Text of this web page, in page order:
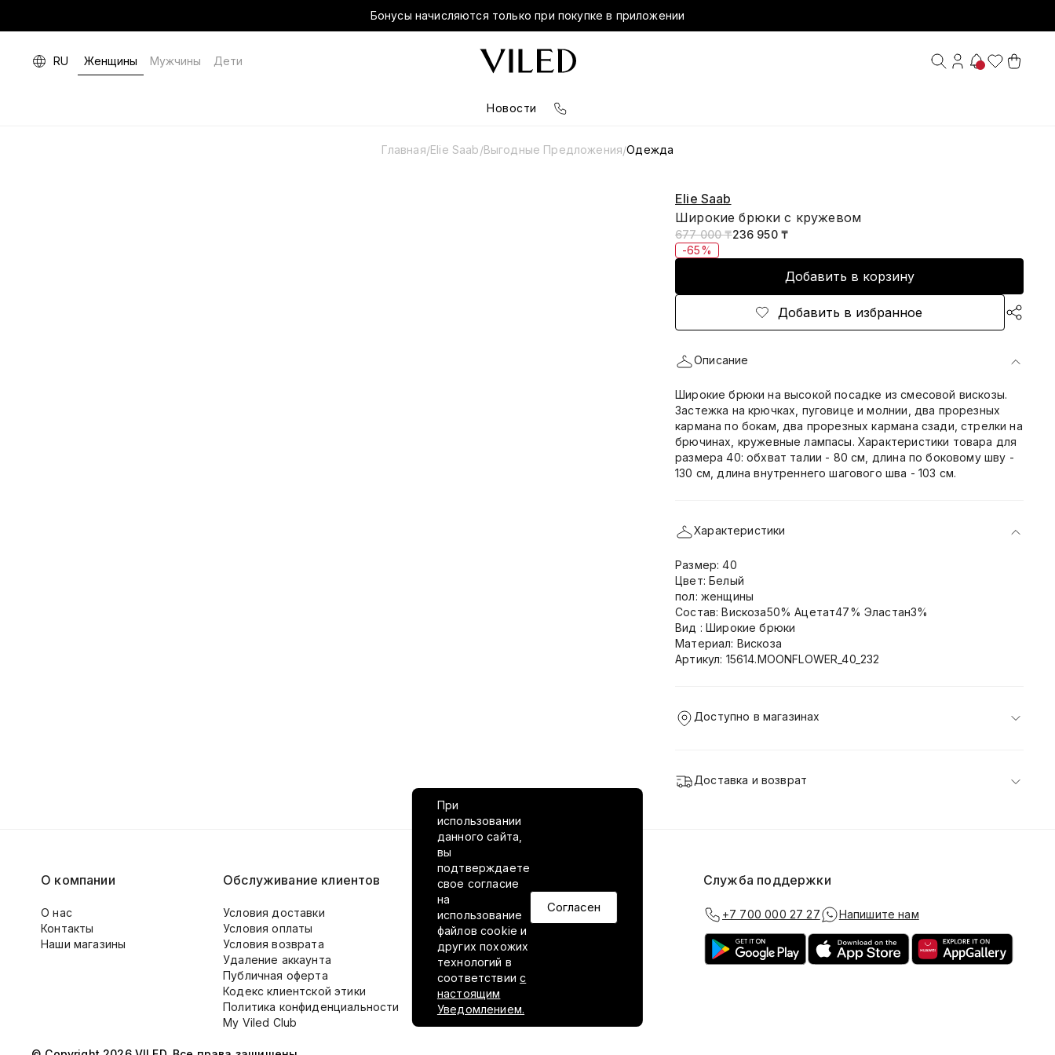
Бонусы начисляются только при покупке в приложении
RU Женщины Мужчины Дети
Новости
Главная/Elie Saab/Выгодные Предложения/Одежда
Elie Saab
Широкие брюки с кружевом
677 000 ₸236 950 ₸
-65%
Добавить в корзину
Добавить в избранное
Описание
Широкие брюки на высокой посадке из смесовой вискозы.
Застежка на крючках, пуговице и молнии, два прорезных
кармана по бокам, два прорезных кармана сзади, стрелки на
брючинах, кружевные лампасы. Характеристики товара для
размера 40: обхват талии - 80 см, длина по боковому шву -
130 см, длина внутреннего шагового шва - 103 см.
Характеристики
Размер: 40
Цвет: Белый
пол: женщины
Состав: Вискоза50% Ацетат47% Эластан3%
Вид : Широкие брюки
Материал: Вискоза
Артикул: 15614.MOONFLOWER_40_232
Доступно в магазинах
Доставка и возврат
При
использовании
данного сайта,
вы
подтверждаете
свое согласие
на
использование
файлов cookie и
других похожих
технологий в
соответствиис
настоящим
Уведомлением.
Согласен
О компании
О нас
Контакты
Наши магазины
Обслуживание клиентов
Условия доставки
Условия оплаты
Условия возврата
Удаление аккаунта
Публичная оферта
Кодекс клиентской этики
Политика конфиденциальности
My Viled Club
VILED в соцсетях Служба поддержки
+7 700 000 27 27 Напишите нам